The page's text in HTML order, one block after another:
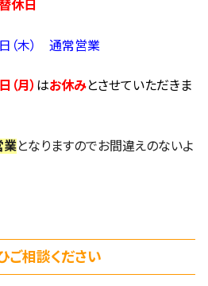
休日
日（木） 通常営業
（月） はお休みとさせていただきま
業となりますのでお間違えのないよ
ご相談ください